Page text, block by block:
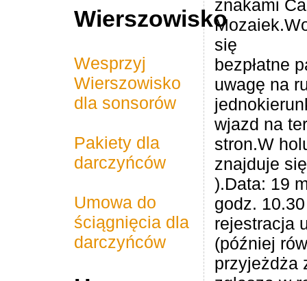
Efaktura.nl
JandB polskie
hurtownie
Ag Handamde
Inwetsar
Rainbow Kids Animator
Sinnoh shop
Graphical Stroke
ABC Nederlands
Nova bouw knebel B.V.
Poolse Gezinnen
AB Midden Nederland
Notarispraktijk Mr.
Roland Kok
PSK bestratingen en
tuinaanleg
2026 Wierszowisko -
Zostań Sponsorem
TNP Fiscaal
M/V Works
Magdalena - Dental
Serce Polski
Wierszowisko
Wesprzyj
Wierszowisko
dla sonsorów
Pakiety dla
darczyńców
Umowa do
ściągnięcia dla
darczyńców
znakami
się
bezpłatne
uwagę na
wjazd na
stron.W
znajduje
).Data: 19
godz. 10.30
rejestracja
(później
przyjeżdża